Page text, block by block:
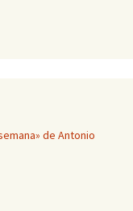
de Antonio